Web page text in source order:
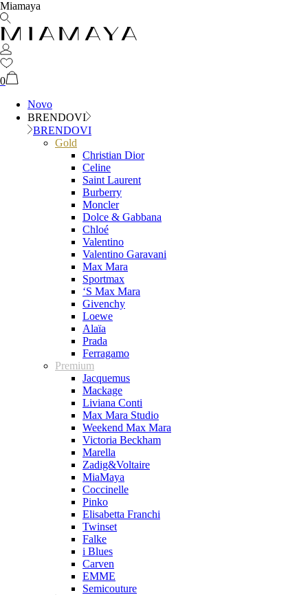
Miamaya
0
Novo
BRENDOVI
BRENDOVI
Gold
Christian Dior
Celine
Saint Laurent
Burberry
Moncler
Dolce & Gabbana
Chloé
Valentino
Valentino Garavani
Max Mara
Sportmax
‘S Max Mara
Givenchy
Loewe
Alaïa
Prada
Ferragamo
Premium
Jacquemus
Mackage
Liviana Conti
Max Mara Studio
Weekend Max Mara
Victoria Beckham
Marella
Zadig&Voltaire
MiaMaya
Coccinelle
Pinko
Elisabetta Franchi
Twinset
Falke
i Blues
Carven
EMME
Semicouture